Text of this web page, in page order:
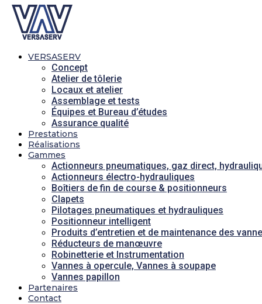
VERSASERV
Concept
Atelier de tôlerie
Locaux et atelier
Assemblage et tests
Équipes et Bureau d’études
Assurance qualité
Prestations
Réalisations
Gammes
Actionneurs pneumatiques, gaz direct,
Actionneurs électro-hydrauliques
Boîtiers de fin de course & positionneurs
Clapets
Pilotages pneumatiques et hydrauliques
Positionneur intelligent
Produits d’entretien et de maintenance des
Réducteurs de manœuvre
Robinetterie et Instrumentation
Vannes à opercule, Vannes à soupape
Vannes papillon
Partenaires
Contact